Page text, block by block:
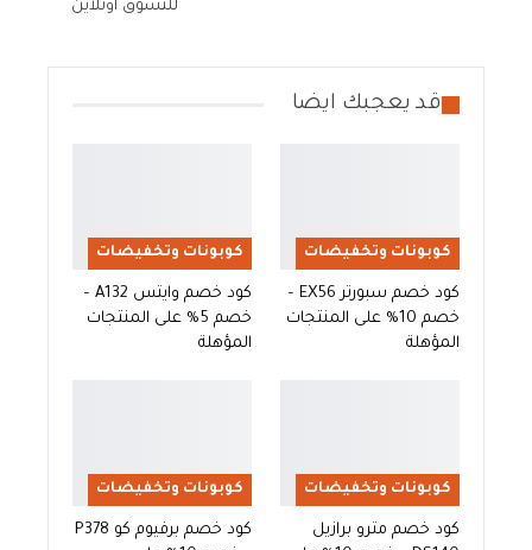
للتسوق أونلاين
قد يعجبك ايضا
كوبونات وتخفيضات
كود خصم سبورتر EX56 –
خصم 10% على المنتجات
المؤهلة
كوبونات وتخفيضات
كود خصم وايتس A132 –
خصم 5% على المنتجات
المؤهلة
كوبونات وتخفيضات
كود خصم مترو برازيل
كوبونات وتخفيضات
كود خصم برفيوم كو P378